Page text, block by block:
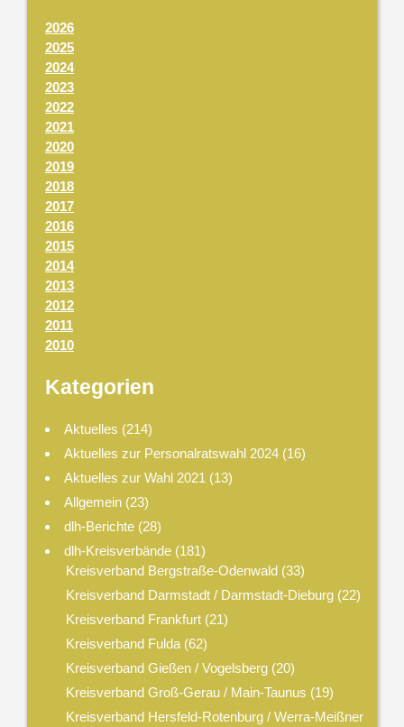
2026
2025
2024
2023
2022
2021
2020
2019
2018
2017
2016
2015
2014
2013
2012
2011
2010
Kategorien
Aktuelles (214)
Aktuelles zur Personalratswahl 2024 (16)
Aktuelles zur Wahl 2021 (13)
Allgemein (23)
dlh-Berichte (28)
dlh-Kreisverbände (181)
Kreisverband Bergstraße-Odenwald(33)
Kreisverband Darmstadt / Darmstadt-Dieburg(22)
Kreisverband Frankfurt(21)
Kreisverband Fulda(62)
Kreisverband Gießen / Vogelsberg(20)
Kreisverband Groß-Gerau / Main-Taunus (19)
Kreisverband Hersfeld-Rotenburg / Werra-Meißner